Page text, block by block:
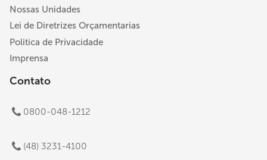
Nossas Unidades
Lei de Diretrizes Orçamentarias
Politica de Privacidade
Imprensa
Contato
0800-048-1212
(48) 3231-4100